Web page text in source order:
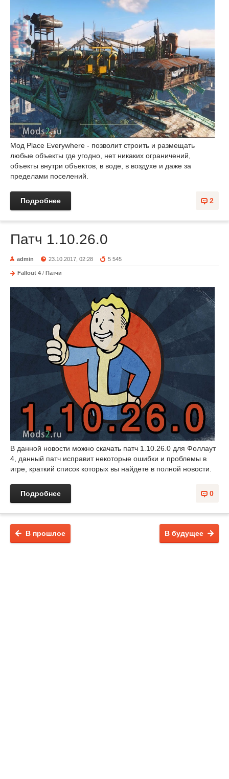
Мод Place Everywhere - позволит строить и размещать
любые объекты где угодно, нет никаких ограничений,
объекты внутри объектов, в воде, в воздухе и даже за
пределами поселений.
2
Подробнее
Патч 1.10.26.0
admin 23.10.2017, 02:28 5 545
Fallout 4 / Патчи
В данной новости можно скачать патч 1.10.26.0 для Фоллаут
4, данный патч исправит некоторые ошибки и проблемы в
игре, краткий список которых вы найдете в полной новости.
0
Подробнее
В будущее
В прошлое